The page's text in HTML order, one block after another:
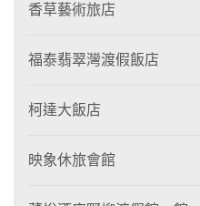
香草藝術旅店
福泰翡翠灣渡假飯店
柯達大飯店
映象休旅會館